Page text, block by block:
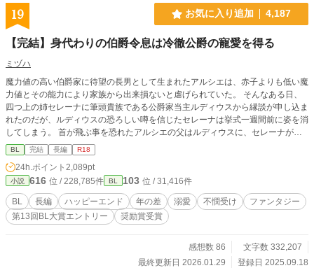
19 お気に入り追加 4,187
【完結】身代わりの伯爵令息は冷徹公爵の寵愛を得る
ミヅハ
魔力値の高い伯爵家に待望の長男として生まれたアルシエは、赤子よりも低い魔
力値とその能力により家族から出来損ないと虐げられていた。 そんなある日、
四つ上の姉セレーナに筆頭貴族である公爵家当主ルディウスから縁談が申し込ま
れたのだが、ルディウスの恐ろしい噂を信じたセレーナは挙式一週間前に姿を消
してしまう。 首が飛ぶ事を恐れたアルシエの父はルディウスに、セレーナが戻
ってくるまでアルシエを身代わりとして嫁がせるという恐ろしい提案をするが、
どうしてもセレーナを手に入れたいルディウスはそれを了承し、逆らえないアル
シエは縁繋ぎの為だけに望まれない花嫁になる事に。 公爵家の誰からも受け入
れて貰えない中、動物や植物との対話に支えられていたアルシエの元に、療養を
終えた執事長オルウェンが訪れる。 オルウェンの優しさに戸惑いつつも心を開
いていくアルシエだったが、ある日をきっかけにルディウスとも少しずつ話すよ
うになり⋯⋯。 冷徹公爵×伯爵令息 ※印は性的描写あり
BL 完結 長編 R18
24h.ポイント 2,089pt
小説 616 位 / 228,785件 BL 103 位 / 31,416件
BL 長編 ハッピーエンド 年の差 溺愛 不憫受け
ファンタジー
第13回BL大賞エントリー
奨励賞受賞
感想数 86
文字数 332,207
最終更新日 2026.01.29
登録日 2025.09.18